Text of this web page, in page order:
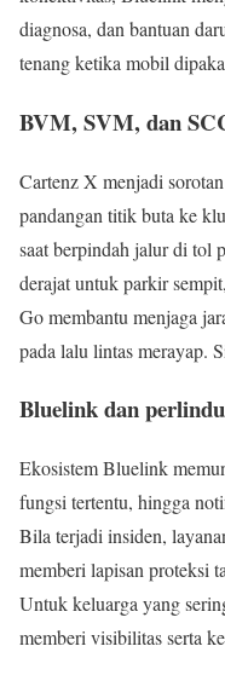
diagnosa, dan bantuan
tenang ketika mobil
BVM, SVM, dan
Cartenz X menjadi
pandangan titik buta ke
saat berpindah jalur di tol
derajat untuk parkir
Go membantu menjaga
pada lalu lintas merayap.
Bluelink dan
Ekosistem Bluelink
fungsi tertentu, hingga
Bila terjadi insiden,
memberi lapisan proteksi
Untuk keluarga yang
memberi visibilitas serta